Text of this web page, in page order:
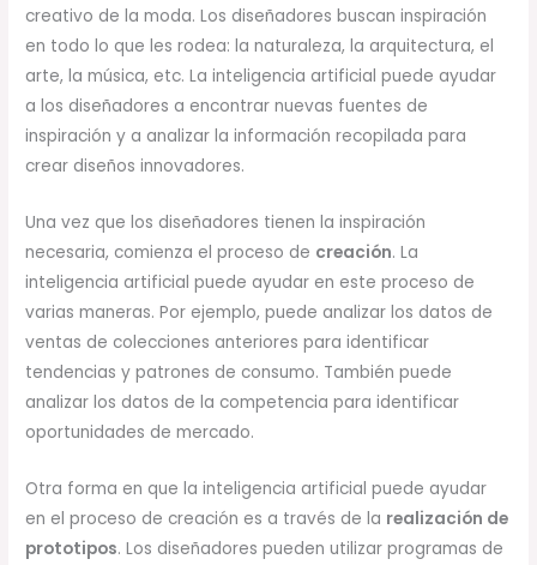
creativo de la moda. Los diseñadores buscan inspiración
en todo lo que les rodea: la naturaleza, la arquitectura, el
arte, la música, etc. La inteligencia artificial puede ayudar
a los diseñadores a encontrar nuevas fuentes de
inspiración y a analizar la información recopilada para
crear diseños innovadores.
Una vez que los diseñadores tienen la inspiración
necesaria, comienza el proceso de creación. La
inteligencia artificial puede ayudar en este proceso de
varias maneras. Por ejemplo, puede analizar los datos de
ventas de colecciones anteriores para identificar
tendencias y patrones de consumo. También puede
analizar los datos de la competencia para identificar
oportunidades de mercado.
Otra forma en que la inteligencia artificial puede ayudar
en el proceso de creación es a través de la realización de
prototipos. Los diseñadores pueden utilizar programas de